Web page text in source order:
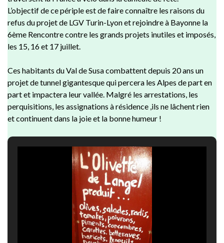
L’objectif de ce périple est de faire connaître les raisons du
refus du projet de LGV Turin-Lyon et rejoindre à Bayonne la
6ème Rencontre contre les grands projets inutiles et imposés,
les 15, 16 et 17 juillet.
Ces habitants du Val de Susacombattent depuis 20 ans un
projet de tunnel gigantesque qui percera les Alpes de part en
part et impactera leur vallée. Malgré les arrestations, les
perquisitions, les assignations à résidence ,ils ne lâchent rien
et continuent dans la joie et la bonne humeur !